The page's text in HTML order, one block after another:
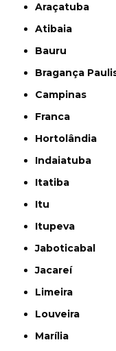
Araçatuba
Atibaia
Bauru
Bragança
Campinas
Franca
Hortolândia
Indaiatuba
Itatiba
Itu
Itupeva
Jaboticabal
Jacareí
Limeira
Louveira
Marília